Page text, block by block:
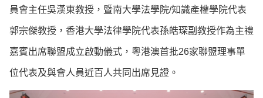
員會主任吳漢東教授，暨南大學法學院/知識產權學院代表
郭宗傑教授，香港大學法律學院代表孫皓琛副教授作為主禮
嘉賓出席聯盟成立啟動儀式，粵港澳首批26家聯盟理事單
位代表及與會人員近百人共同出席見證。